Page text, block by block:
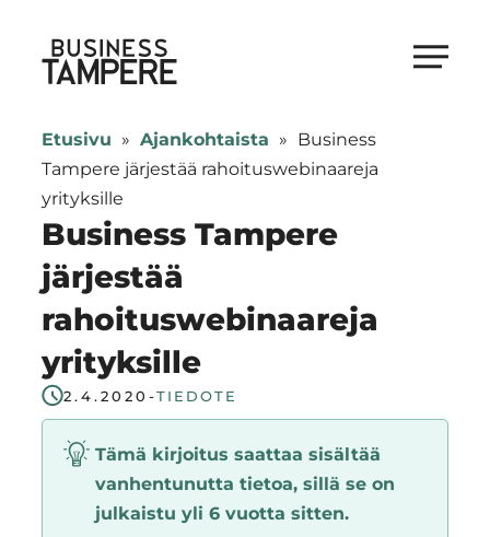
suoraan
sisältöön
Business Tampere
Tampere
supports
talents,
investors
and
entrepreneurs
in
a
smooth
start
Tampere
Region
Etusivu » Ajankohtaista » Business
Tampere järjestää rahoituswebinaareja
yrityksille
Business Tampere
järjestää
rahoituswebinaareja
yrityksille
2.4.2020 -TIEDOTE
Tämä kirjoitus saattaa sisältää
vanhentunutta tietoa, sillä se on
julkaistu yli 6 vuotta sitten.